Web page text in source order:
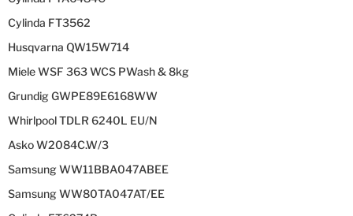
Cylinda FT3562
Husqvarna QW15W714
Miele WSF 363 WCS PWash & 8kg
Grundig GWPE89E6168WW
Whirlpool TDLR 6240L EU/N
Asko W2084C.W/3
Samsung WW11BBA047ABEE
Samsung WW80TA047AT/EE